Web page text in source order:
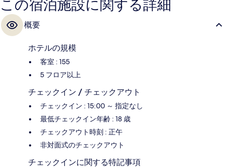
この宿泊施設に関する詳細
概要
ホテルの規模
客室 : 155
5 フロア以上
チェックイン / チェックアウト
チェックイン : 15:00 ～ 指定なし
最低チェックイン年齢 : 18 歳
チェックアウト時刻 : 正午
非対面式のチェックアウト
チェックインに関する特記事項